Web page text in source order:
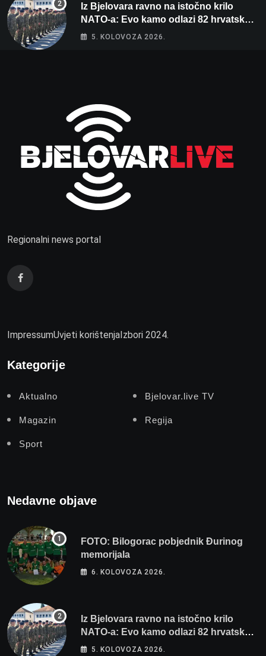
Iz Bjelovara ravno na istočno krilo
NATO-a: Evo kamo odlazi 82 hrvatska
vojnika i 6 vojnikinja
5. KOLOVOZA 2026.
Regionalni news portal
ImpressumUvjeti korištenjaIzbori 2024.
Kategorije
Aktualno Bjelovar.live TV
Magazin Regija
Sport
Nedavne objave
FOTO: Bilogorac pobjednik Đurinog
memorijala
6. KOLOVOZA 2026.
Iz Bjelovara ravno na istočno krilo
NATO-a: Evo kamo odlazi 82 hrvatska
vojnika i 6 vojnikinja
5. KOLOVOZA 2026.